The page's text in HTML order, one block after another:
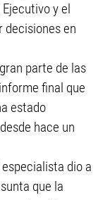
y el
decisiones en
parte de las
final que
estado
hace un
dio a
que la